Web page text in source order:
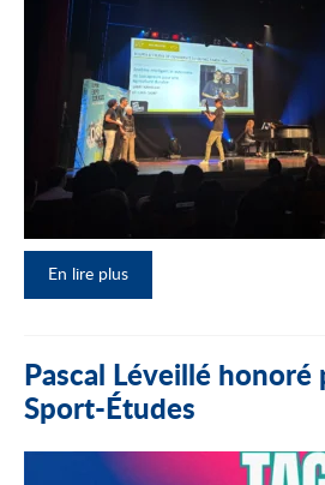
En lire plus
Pascal Léveillé honoré
Sport-Études